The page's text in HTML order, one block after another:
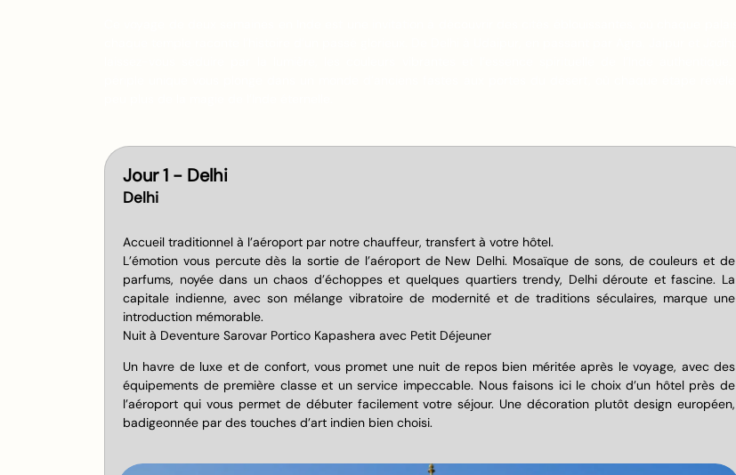
Jour 1 - Delhi
Delhi
Accueil traditionnel à l’aéroport par notre chauffeur, transfert à votre hôtel.
L’émotion vous percute dès la sortie de l’aéroport de New Delhi. Mosaïque de sons, de couleurs et de
parfums, noyée dans un chaos d’échoppes et quelques quartiers trendy, Delhi déroute et fascine. La
capitale indienne, avec son mélange vibratoire de modernité et de traditions séculaires, marque une
introduction mémorable.
Nuit à Deventure Sarovar Portico Kapashera avec Petit Déjeuner
Un havre de luxe et de confort, vous promet une nuit de repos bien méritée après le voyage, avec des
équipements de première classe et un service impeccable. Nous faisons ici le choix d’un hôtel près de
l’aéroport qui vous permet de débuter facilement votre séjour. Une décoration plutôt design européen,
badigeonnée par des touches d’art indien bien choisi.